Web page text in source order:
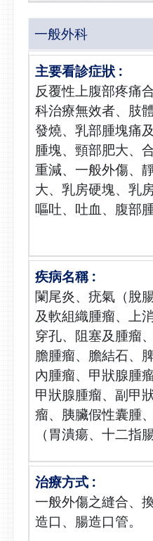
一般外科
反覆性上腹部疼痛
科治療無效者、肢
發燒、乳部腫塊痛
腫塊、頸部肥大、
重減、一般外傷、
大、乳房硬塊、乳
嘔吐、吐血、腹部
闌尾炎、疣氣（脫
及軟組織腫瘤、上
穿孔、阻塞及腫瘤
膽腫瘤、膽結石、
內腫瘤、甲狀腺腫
甲狀腺腫瘤、副甲
瘤、胰臟假性囊腫
（胃潰瘍、十二指
一般外傷之縫合、
造口、腸造口管。